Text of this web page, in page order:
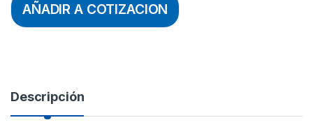
AÑADIR A COTIZACION
Descripción